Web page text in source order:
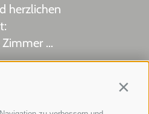
herzlichen
...